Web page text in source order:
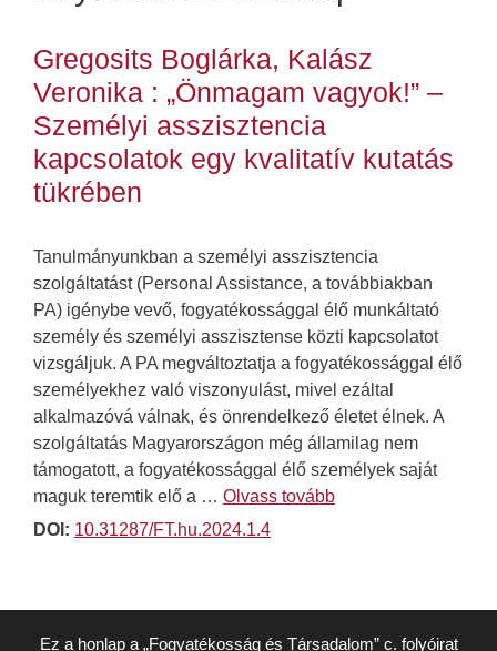
Gregosits Boglárka, Kalász
Veronika : „Önmagam vagyok!” –
Személyi asszisztencia
kapcsolatok egy kvalitatív kutatás
tükrében
Tanulmányunkban a személyi asszisztencia
szolgáltatást (Personal Assistance, a továbbiakban
PA) igénybe vevő, fogyatékossággal élő munkáltató
személy és személyi asszisztense közti kapcsolatot
vizsgáljuk. A PA megváltoztatja a fogyatékossággal élő
személyekhez való viszonyulást, mivel ezáltal
alkalmazóvá válnak, és önrendelkező életet élnek. A
szolgáltatás Magyarországon még államilag nem
támogatott, a fogyatékossággal élő személyek saját
maguk teremtik elő a … Olvass tovább
DOI: 10.31287/FT.hu.2024.1.4
Ez a honlap a „Fogyatékosság és Társadalom” c. folyóirat